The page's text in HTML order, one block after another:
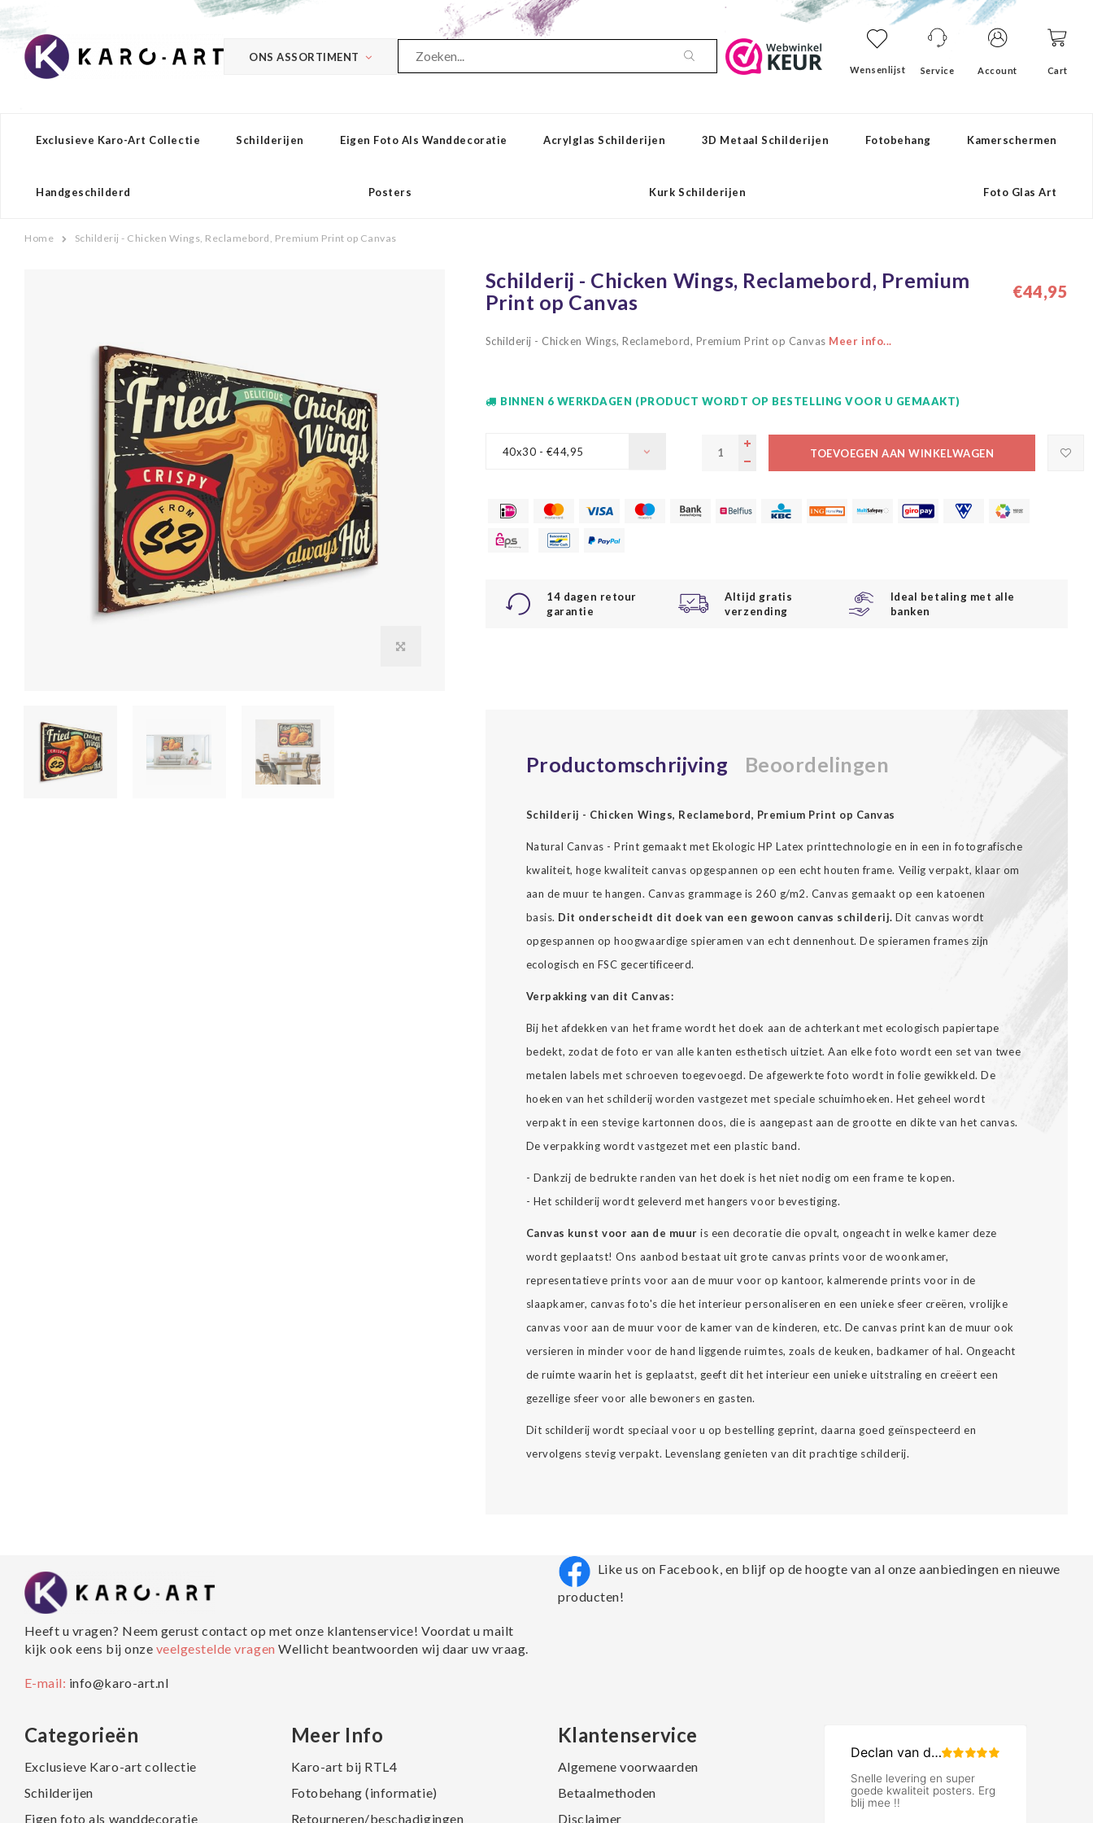
ONS ASSORTIMENT
Wensenlijst Service Account Cart
Exclusieve Karo-Art Collectie Schilderijen Eigen Foto Als Wanddecoratie Acrylglas Schilderijen 3D Metaal Schilderijen Fotobehang Kamerschermen
Handgeschilderd Posters Kurk Schilderijen Foto Glas Art
Home Schilderij - Chicken Wings, Reclamebord, Premium Print op Canvas
Schilderij - Chicken Wings, Reclamebord, Premium
Print op Canvas
€44,95
Schilderij - Chicken Wings, Reclamebord, Premium Print op Canvas Meer info...
BINNEN 6 WERKDAGEN (PRODUCT WORDT OP BESTELLING VOOR U GEMAAKT)
40x30 - €44,95 TOEVOEGEN AAN WINKELWAGEN
14 dagen retour
garantie
Altijd gratis
verzending
Ideal betaling met alle
banken
Productomschrijving Beoordelingen
Schilderij - Chicken Wings, Reclamebord, Premium Print op Canvas
Natural Canvas - Print gemaakt met Ekologic HP Latex printtechnologie en in een in fotografische
kwaliteit, hoge kwaliteit canvas opgespannen op een echt houten frame. Veilig verpakt, klaar om
aan de muur te hangen. Canvas grammage is 260 g/m2. Canvas gemaakt op een katoenen
basis. Dit onderscheidt dit doek van een gewoon canvas schilderij. Dit canvas wordt
opgespannen op hoogwaardige spieramen van echt dennenhout. De spieramen frames zijn
ecologisch en FSC gecertificeerd.
Verpakking van dit Canvas:
Bij het afdekken van het frame wordt het doek aan de achterkant met ecologisch papiertape
bedekt, zodat de foto er van alle kanten esthetisch uitziet. Aan elke foto wordt een set van twee
metalen labels met schroeven toegevoegd. De afgewerkte foto wordt in folie gewikkeld. De
hoeken van het schilderij worden vastgezet met speciale schuimhoeken. Het geheel wordt
verpakt in een stevige kartonnen doos, die is aangepast aan de grootte en dikte van het canvas.
De verpakking wordt vastgezet met een plastic band.
- Dankzij de bedrukte randen van het doek is het niet nodig om een frame te kopen.
- Het schilderij wordt geleverd met hangers voor bevestiging.
Canvas kunst voor aan de muur is een decoratie die opvalt, ongeacht in welke kamer deze
wordt geplaatst! Ons aanbod bestaat uit grote canvas prints voor de woonkamer,
representatieve prints voor aan de muur voor op kantoor, kalmerende prints voor in de
slaapkamer, canvas foto's die het interieur personaliseren en een unieke sfeer creëren, vrolijke
canvas voor aan de muur voor de kamer van de kinderen, etc. De canvas print kan de muur ook
versieren in minder voor de hand liggende ruimtes, zoals de keuken, badkamer of hal. Ongeacht
de ruimte waarin het is geplaatst, geeft dit het interieur een unieke uitstraling en creëert een
gezellige sfeer voor alle bewoners en gasten.
Dit schilderij wordt speciaal voor u op bestelling geprint, daarna goed geïnspecteerd en
vervolgens stevig verpakt. Levenslang genieten van dit prachtige schilderij.
Heeft u vragen? Neem gerust contact op met onze klantenservice! Voordat u mailt
kijk ook eens bij onze veelgestelde vragenWellicht beantwoorden wij daar uw vraag.
E-mail: info@karo-art.nl
Like us on Facebook, en blijf op de hoogte van al onze aanbiedingen en nieuwe
producten!
Categorieën
Exclusieve Karo-art collectie
Schilderijen
Eigen foto als wanddecoratie
Meer Info
Karo-art bij RTL4
Fotobehang (informatie)
Retourneren/beschadigingen
Klantenservice
Algemene voorwaarden
Betaalmethoden
Disclaimer